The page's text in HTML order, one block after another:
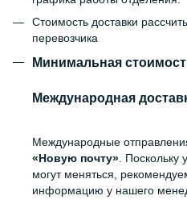
Стоимость доставки
перевозчика
Минимальная
Международная
Международные
«Новую почту» . Поскольку
могут меняться,
информацию у нашего